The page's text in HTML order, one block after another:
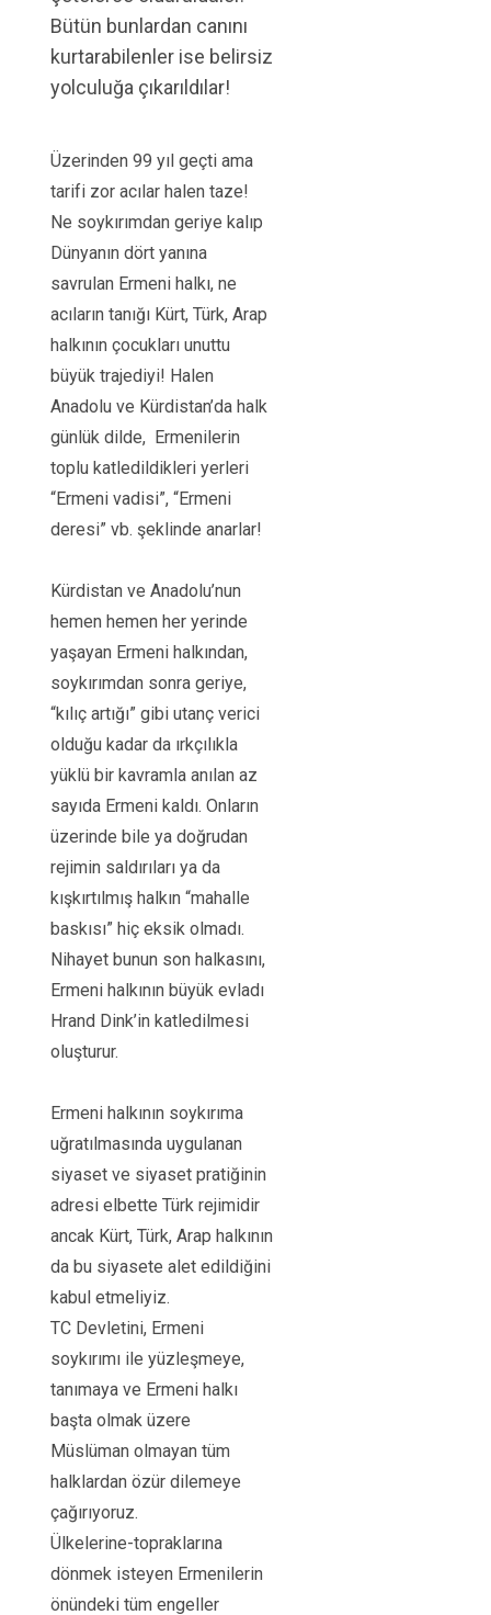
Bütün bunlardan canını
kurtarabilenler ise belirsiz
yolculuğa çıkarıldılar!
Üzerinden 99 yıl geçti ama
tarifi zor acılar halen taze!
Ne soykırımdan geriye kalıp
Dünyanın dört yanına
savrulan Ermeni halkı, ne
acıların tanığı Kürt, Türk, Arap
halkının çocukları unuttu
büyük trajediyi! Halen
Anadolu ve Kürdistan’da halk
günlük dilde, Ermenilerin
toplu katledildikleri yerleri
“Ermeni vadisi”, “Ermeni
deresi” vb. şeklinde anarlar!
Kürdistan ve Anadolu’nun
hemen hemen her yerinde
yaşayan Ermeni halkından,
soykırımdan sonra geriye,
“kılıç artığı” gibi utanç verici
olduğu kadar da ırkçılıkla
yüklü bir kavramla anılan az
sayıda Ermeni kaldı. Onların
üzerinde bile ya doğrudan
rejimin saldırıları ya da
kışkırtılmış halkın “mahalle
baskısı” hiç eksik olmadı.
Nihayet bunun son halkasını,
Ermeni halkının büyük evladı
Hrand Dink’in katledilmesi
oluşturur.
Ermeni halkının soykırıma
uğratılmasında uygulanan
siyaset ve siyaset pratiğinin
adresi elbette Türk rejimidir
ancak Kürt, Türk, Arap halkının
da bu siyasete alet edildiğini
kabul etmeliyiz.
TC Devletini, Ermeni
soykırımı ile yüzleşmeye,
tanımaya ve Ermeni halkı
başta olmak üzere
Müslüman olmayan tüm
halklardan özür dilemeye
çağırıyoruz.
Ülkelerine-topraklarına
dönmek isteyen Ermenilerin
önündeki tüm engeller